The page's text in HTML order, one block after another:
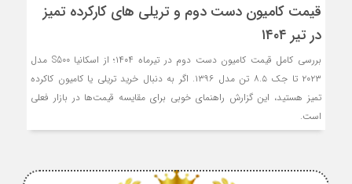
قیمت کامیون دست دوم و تریلی‌ های کارکرده تمیز
در تیر ۱۴۰۴
بررسی کامل قیمت کامیون دست دوم در تیرماه ۱۴۰۴؛ از اسکانیا S500 مدل
۲۰۲۳ تا جک ۸.۵ تن مدل ۱۳۹۶. اگر به دنبال خرید تریلی یا کامیون کاکرده
تمیز هستید، این گزارش راهنمای خوبی برای مقایسه قیمت‌ها در بازار فعلی
است.